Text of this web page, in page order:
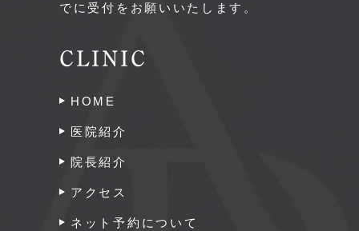
でに受付をお願いいたします。
CLINIC
HOME
医院紹介
院長紹介
アクセス
ネット予約について